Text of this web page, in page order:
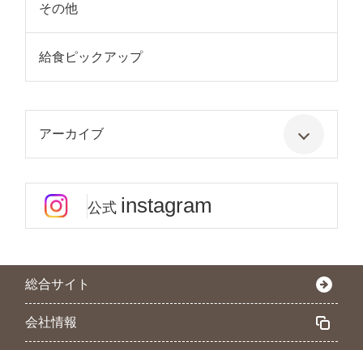
その他
給食ピックアップ
アーカイブ
公式 instagram
総合サイト
会社情報